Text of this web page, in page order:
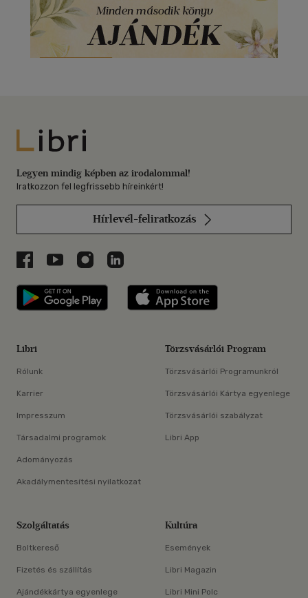
Libri
Legyen mindig képben az irodalommal!
Iratkozzon fel legfrissebb híreinkért!
Hírlevél-feliratkozás
Libri a Facebookon
Libri a Youtube-on
Libri az Instagramon
Libri a LinkedInen
Libri applikáció Szerezd meg: Google
Libri
Rólunk
Karrier
Impresszum
Társadalmi programok
Adományozás
Akadálymentesítési nyilatkozat
Törzsvásárlói Program
Törzsvásárlói Programunkról
Törzsvásárlói Kártya egyenlege
Törzsvásárlói szabályzat
Libri App
Szolgáltatás
Boltkereső
Fizetés és szállítás
Ajándékkártya egyenlege
Kultúra
Események
Libri Magazin
Libri Mini Polc